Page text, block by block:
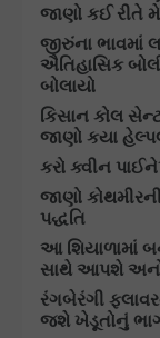
જાણો કઈ રીતે
જીરુંના ભાવમાં
ઐતિહાસિક
બોલાયો
કિસાન કોલ
જાણો કયા
કરો ક્વીન
જાણો
પદ્ધતિ
આ શિયાળામાં
સાથે આપશે
રંગબેરંગી
જશે ખેડૂતોનું